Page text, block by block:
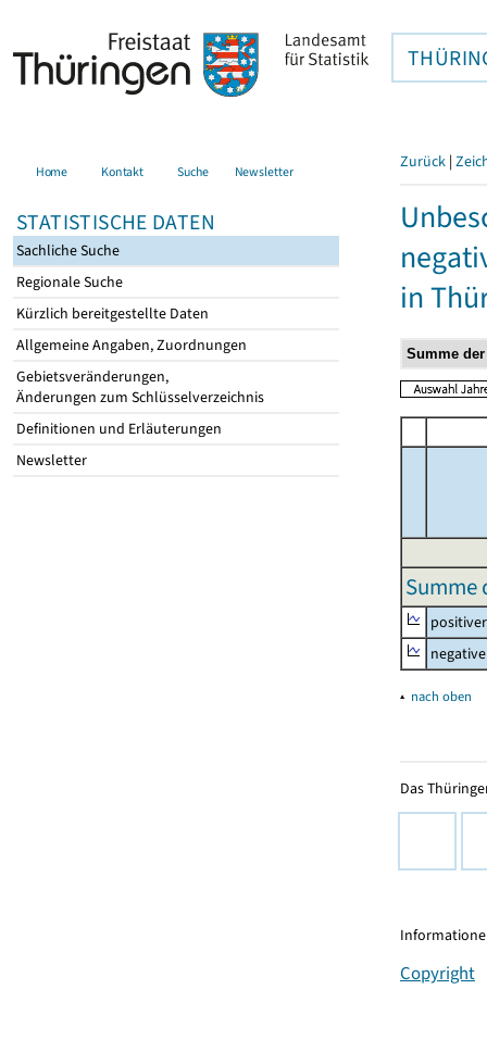
Home Kontakt Suche Newsletter
STATISTISCHE DATEN
Sachliche Suche
Regionale Suche
Kürzlich bereitgestellte Daten
Allgemeine Angaben, Zuordnungen
Gebietsveränderungen,
Änderungen zum Schlüsselverzeichnis
Definitionen und Erläuterungen
Newsletter
Zurück |
in
Summe
▴ nach oben
Das
Copyright